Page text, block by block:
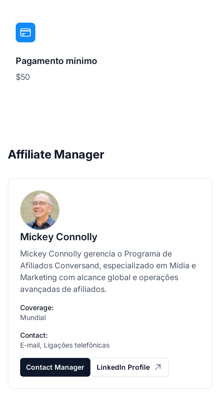
Pagamento mínimo
$50
Affiliate Manager
Mickey Connolly
Mickey Connolly gerencia o Programa de
Afiliados Conversand, especializado em Mídia e
Marketing com alcance global e operações
avançadas de afiliados.
Coverage:
Mundial
Contact:
E-mail, Ligações telefônicas
Contact Manager LinkedIn Profile